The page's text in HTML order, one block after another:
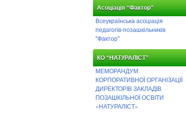
Асоціація “Фактор”
Всеукраїнська асоціація
педагогів-позашкільників
"Фактор"
КО “НАТУРАЛІСТ”
МЕМОРАНДУМ
КОРПОРАТИВНОЇ ОРГАНІЗАЦІЇ
ДИРЕКТОРІВ ЗАКЛАДІВ
ПОЗАШКІЛЬНОЇ ОСВІТИ
«НАТУРАЛІСТ»